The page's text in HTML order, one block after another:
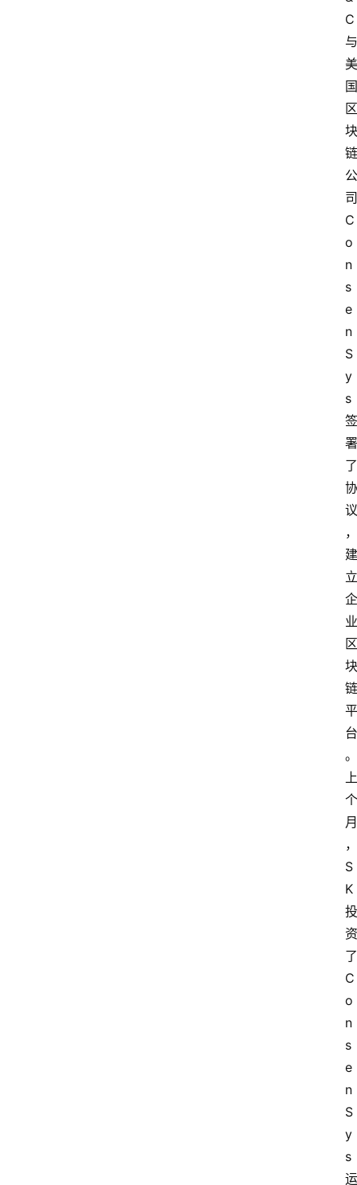
C
与
美
国
区
块
链
公
司
C
o
n
s
e
n
S
y
s
签
署
了
协
议
，
建
立
企
业
区
块
链
平
台
。
上
个
月
，
S
K
投
资
了
C
o
n
s
e
n
S
y
s
运